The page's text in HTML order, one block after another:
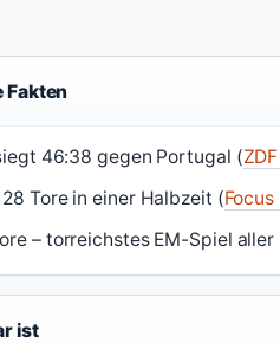
Fakten
46:38 gegen Portugal (
Tore in einer Halbzeit (
– torreichstes EM-Spiel aller
ist